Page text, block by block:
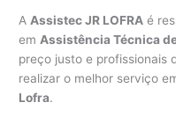
A Assistec JR LOFRA é
em Assistência Técnica
preço justo e profissionais
realizar o melhor serviço
Lofra.